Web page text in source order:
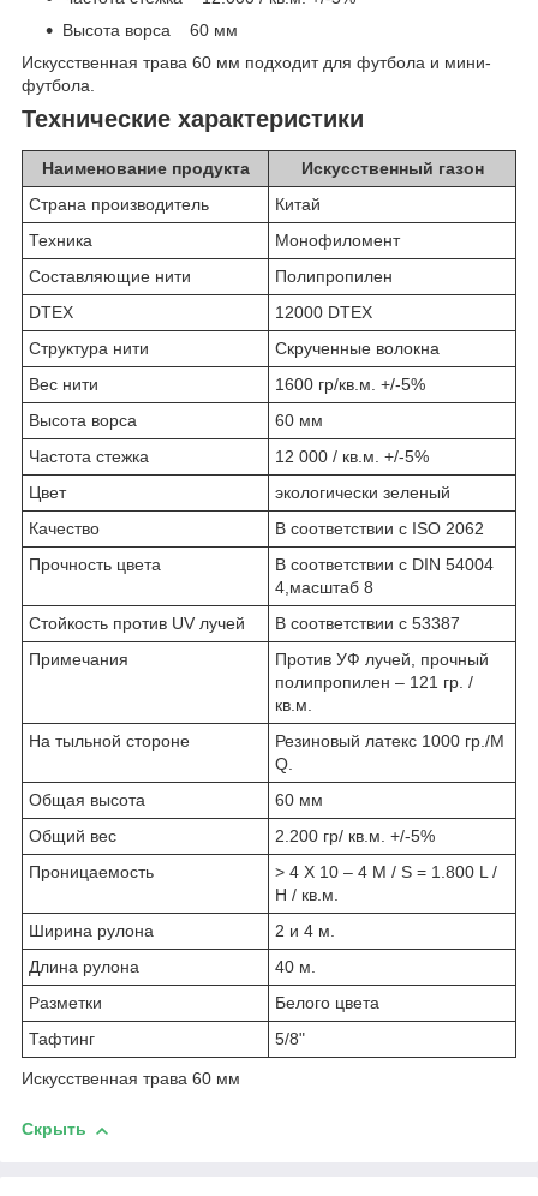
Высота ворса 60 мм
Искусственная трава 60 мм подходит для футбола и мини-
футбола.
Технические характеристики
Наименование продукта
Искусственный газон
Страна производитель
Китай
Техника
Монофиломент
Составляющие нити
Полипропилен
DTEX
12000 DTEX
Структура нити
Скрученные волокна
Вес нити
1600 гр/кв.м. +/-5%
Высота ворса
60 мм
Частота стежка
12 000 / кв.м. +/-5%
Цвет
экологически зеленый
Качество
В соответствии с ISO 2062
Прочность цвета
В соответствии с DIN 54004
4,масштаб 8
Стойкость против UV лучей
В соответствии с 53387
Примечания
Против УФ лучей, прочный
полипропилен – 121 гр. /
кв.м.
На тыльной стороне
Резиновый латекс 1000 гр./M
Q.
Общая высота
60 мм
Общий вес
2.200 гр/ кв.м. +/-5%
Проницаемость
> 4 X 10 – 4 M / S = 1.800 L /
H / кв.м.
Ширина рулона
2 и 4 м.
Длина рулона
40 м.
Разметки
Белого цвета
Тафтинг
5/8"
Искусственная трава 60 мм
Скрыть